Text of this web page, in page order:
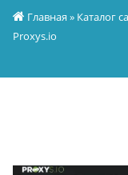
Главная » Каталог
Proxys.io